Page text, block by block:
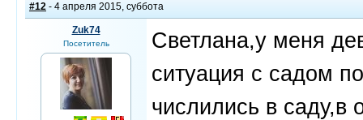
#12 - 4 апреля 2015, суббота
Zuk74
Посетитель
Светлана,у меня
ситуация с садом
числились в саду,в